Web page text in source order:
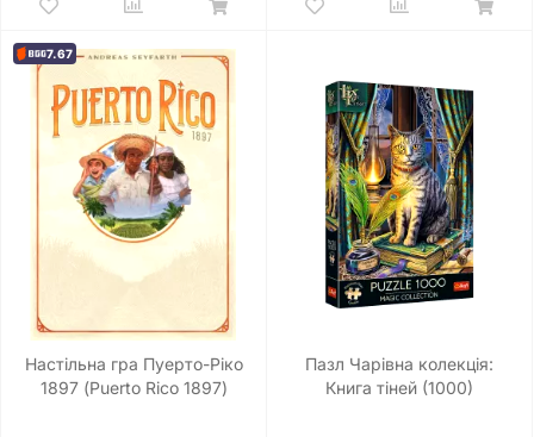
7.67
Настільна гра Пуерто-Ріко
1897 (Puerto Rico 1897)
Пазл Чарівна колекція:
Книга тіней (1000)